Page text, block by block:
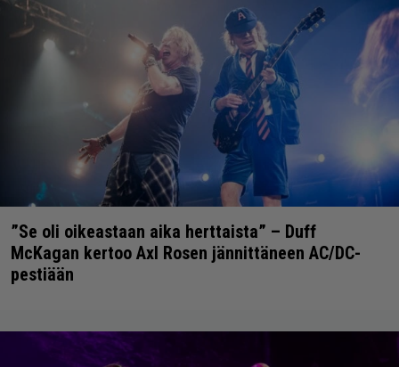
”Se oli oikeastaan aika herttaista” – Duff
McKagan kertoo Axl Rosen jännittäneen AC/DC-
pestiään